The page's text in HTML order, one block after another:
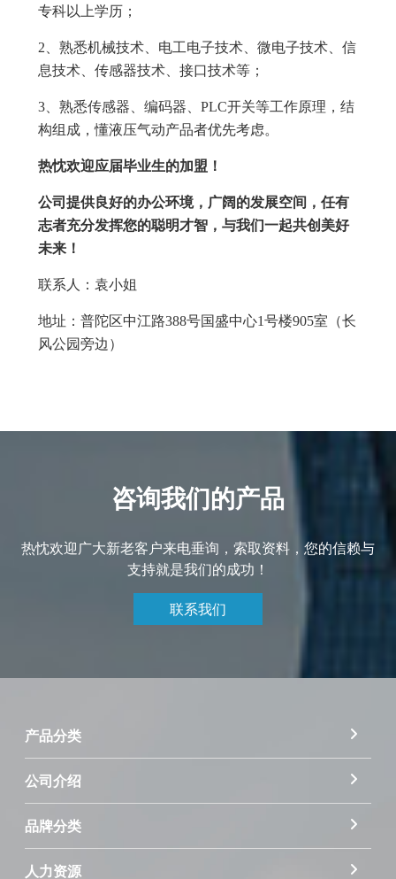
专科以上学历；
2、熟悉机械技术、电工电子技术、微电子技术、信
息技术、传感器技术、接口技术等；
3、熟悉传感器、编码器、PLC开关等工作原理，结
构组成，懂液压气动产品者优先考虑。
热忱欢迎应届毕业生的加盟！
公司提供良好的办公环境，广阔的发展空间，任有
志者充分发挥您的聪明才智，与我们一起共创美好
未来！
联系人：袁小姐
地址：普陀区中江路388号国盛中心1号楼905室（长
风公园旁边）
咨询我们的产品
热忱欢迎广大新老客户来电垂询，索取资料，您的信赖与
支持就是我们的成功！
联系我们
产品分类
公司介绍
品牌分类
人力资源